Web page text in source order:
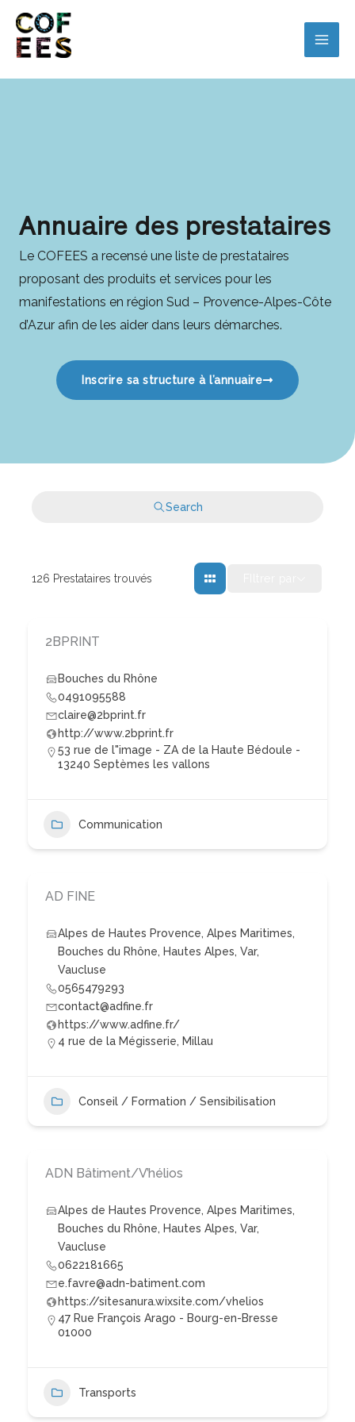
Annuaire des prestataires
Le COFEES a recensé une liste de prestataires
proposant des produits et services pour les
manifestations en région Sud – Provence-Alpes-Côte
d’Azur afin de les aider dans leurs démarches.
Inscrire sa structure à l’annuaire
Search
126 Prestataires trouvés
2BPRINT
Bouches du Rhône
0491095588
claire@2bprint.fr
http://www.2bprint.fr
53 rue de l"image - ZA de la Haute Bédoule -
13240 Septèmes les vallons
Communication
AD FINE
Alpes de Hautes Provence, Alpes Maritimes,
Bouches du Rhône, Hautes Alpes, Var,
Vaucluse
0565479293
contact@adfine.fr
https://www.adfine.fr/
4 rue de la Mégisserie, Millau
Conseil / Formation / Sensibilisation
ADN Bâtiment/V’hélios
Alpes de Hautes Provence, Alpes Maritimes,
Bouches du Rhône, Hautes Alpes, Var,
Vaucluse
0622181665
e.favre@adn-batiment.com
https://sitesanura.wixsite.com/vhelios
47 Rue François Arago - Bourg-en-Bresse
01000
Transports